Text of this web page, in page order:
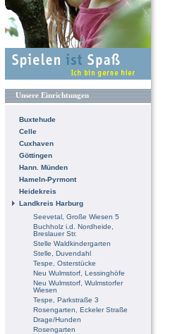
Unsere Einrichtungen
Buxtehude
Celle
Cuxhaven
Göttingen
Hann. Münden
Hameln-Pyrmont
Heidekreis
Landkreis Harburg
Seevetal, Große Wiesen 5
Buchholz i.d. Nordheide,
Breslauer Str.
Stelle Waldkindergarten
Stelle, Duvendahl
Tespe, Osterstücke
Neu Wulmstorf, Lessinghöfe
Neu Wulmstorf, Wulmstorfer
Wiesen
Tespe, Parkstraße 3
Rosengarten, Eckeler Straße
Drage/Hunden
Rosengarten